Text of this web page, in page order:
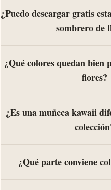
¿Puedo descargar gratis
sombrero de
¿Qué colores quedan bien
flores?
¿Es una muñeca kawaii
¿Qué parte conviene